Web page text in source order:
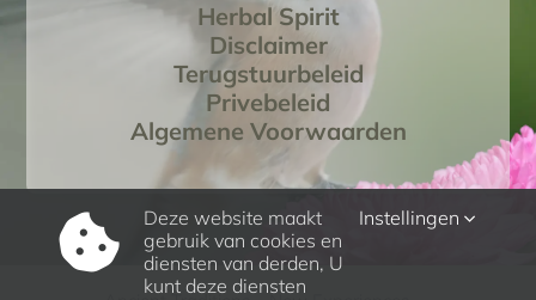
Herbal Spirit
Disclaimer
Terugstuurbeleid
Privebeleid
Algemene Voorwaarden
Deze website maakt
gebruik van cookies en
diensten van derden, U
kunt deze diensten
Instellingen